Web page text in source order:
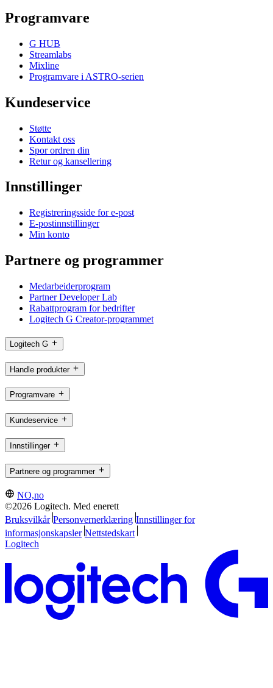
Programvare
G HUB
Streamlabs
Mixline
Programvare i ASTRO-serien
Kundeservice
Støtte
Kontakt oss
Spor ordren din
Retur og kansellering
Innstillinger
Registreringsside for e-post
E-postinnstillinger
Min konto
Partnere og programmer
Medarbeiderprogram
Partner Developer Lab
Rabattprogram for bedrifter
Logitech G Creator-programmet
Logitech G
Handle produkter
Programvare
Kundeservice
Innstillinger
Partnere og programmer
NO,no
©2026 Logitech. Med enerett
Bruksvilkår Personvernerklæring Innstillinger for
informasjonskapsler Nettstedskart
Logitech